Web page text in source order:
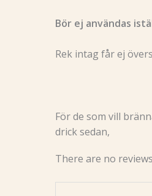
Bör ej användas
Rek intag får ej
För de som vill
drick sedan,
There are no